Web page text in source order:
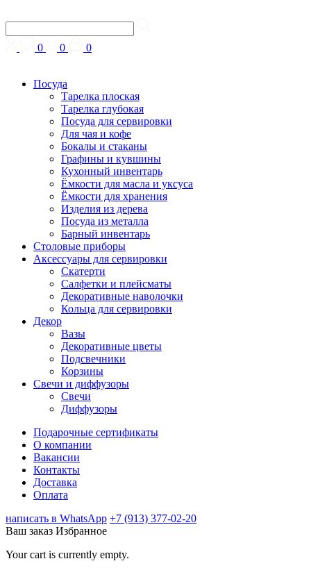
0 0 0
Посуда
Тарелка плоская
Тарелка глубокая
Посуда для сервировки
Для чая и кофе
Бокалы и стаканы
Графины и кувшины
Кухонный инвентарь
Ёмкости для масла и уксуса
Ёмкости для хранения
Изделия из дерева
Посуда из металла
Барный инвентарь
Столовые приборы
Аксессуары для сервировки
Скатерти
Cалфетки и плейсматы
Декоративные наволочки
Кольца для сервировки
Декор
Вазы
Декоративные цветы
Подсвечники
Корзины
Свечи и диффузоры
Свечи
Диффузоры
Подарочные сертификаты
О компании
Вакансии
Контакты
Доставка
Оплата
написать в WhatsApp +7 (913) 377-02-20
Ваш заказ Избранное
Your cart is currently empty.